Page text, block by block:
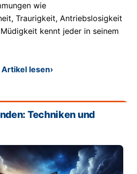
wie
Traurigkeit, Antriebslosigkeit
kennt jeder in seinem
Artikel lesen›
Techniken und